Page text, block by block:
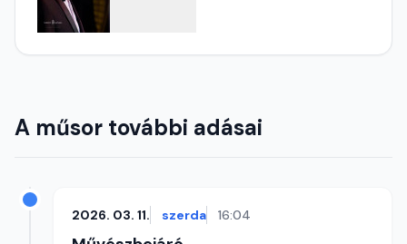
A műsor további adásai
2026. 03. 11. szerda 16:04